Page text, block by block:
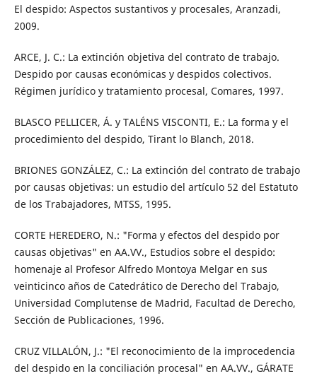
El despido: Aspectos sustantivos y procesales, Aranzadi,
2009.
ARCE, J. C.: La extinción objetiva del contrato de trabajo.
Despido por causas económicas y despidos colectivos.
Régimen jurídico y tratamiento procesal, Comares, 1997.
BLASCO PELLICER, Á. y TALÉNS VISCONTI, E.: La forma y el
procedimiento del despido, Tirant lo Blanch, 2018.
BRIONES GONZÁLEZ, C.: La extinción del contrato de trabajo
por causas objetivas: un estudio del artículo 52 del Estatuto
de los Trabajadores, MTSS, 1995.
CORTE HEREDERO, N.: "Forma y efectos del despido por
causas objetivas" en AA.VV., Estudios sobre el despido:
homenaje al Profesor Alfredo Montoya Melgar en sus
veinticinco años de Catedrático de Derecho del Trabajo,
Universidad Complutense de Madrid, Facultad de Derecho,
Sección de Publicaciones, 1996.
CRUZ VILLALÓN, J.: "El reconocimiento de la improcedencia
del despido en la conciliación procesal" en AA.VV., GÁRATE